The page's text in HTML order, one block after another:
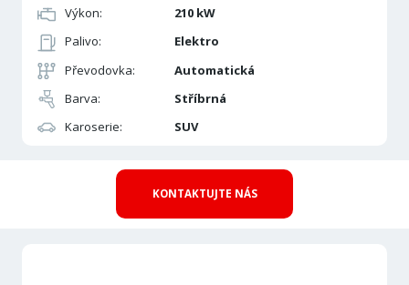
Výkon:
210 kW
Palivo:
Elektro
Převodovka:
Automatická
Barva:
Stříbrná
Karoserie:
SUV
KONTAKTUJTE NÁS